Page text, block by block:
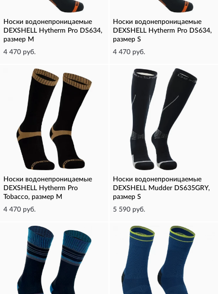
Носки водонепроницаемые
DEXSHELL Hytherm Pro DS634,
размер M
4 470 руб.
Носки водонепроницаемые
DEXSHELL Hytherm Pro DS634,
размер S
4 470 руб.
Носки водонепроницаемые
DEXSHELL Hytherm Pro
Tobacco, размер M
4 470 руб.
Носки водонепроницаемые
DEXSHELL Mudder DS635GRY,
размер S
5 590 руб.